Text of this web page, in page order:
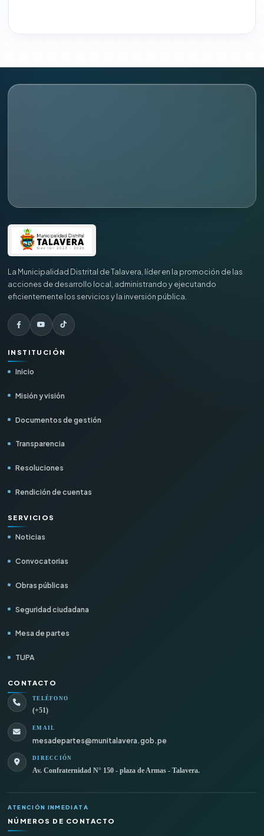
La Municipalidad Distrital de Talavera, líder en la promoción de las
acciones de desarrollo local, administrando y ejecutando
eficientemente los servicios y la inversión pública.
INSTITUCIÓN
Inicio
Misión y visión
Documentos de gestión
Transparencia
Resoluciones
Rendición de cuentas
SERVICIOS
Noticias
Convocatorias
Obras públicas
Seguridad ciudadana
Mesa de partes
TUPA
CONTACTO
TELÉFONO
(+51)
EMAIL
mesadepartes@munitalavera.gob.pe
DIRECCIÓN
Av. Confraternidad N° 150 - plaza de Armas - Talavera.
ATENCIÓN INMEDIATA
NÚMEROS DE CONTACTO